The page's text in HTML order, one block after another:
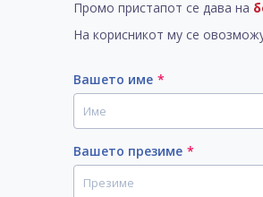
Промо пристапот се дава на
На корисникот му се
Вашето име *
Вашето презиме *